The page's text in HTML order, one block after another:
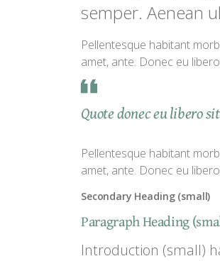
semper. Aenean
Pellentesque habitant
amet, ante. Donec eu
Quote donec eu libero
Pellentesque habitant
amet, ante. Donec eu
Secondary Heading (small)
Paragraph Heading
Introduction (small)